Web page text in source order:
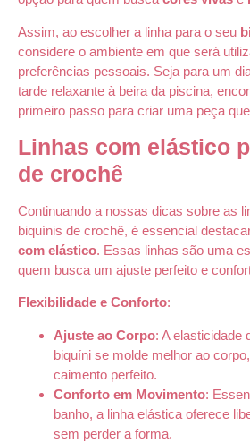
Assim, ao escolher a linha para o seu
considere o ambiente em que será
preferências pessoais. Seja para um
tarde relaxante à beira da piscina,
primeiro passo para criar uma peça
Linhas com elástico
de crochê
Continuando a nossas dicas sobre as
biquínis de crochê, é essencial
com elástico. Essas linhas são uma
quem busca um ajuste perfeito e
Flexibilidade e Conforto:
Ajuste ao Corpo: A elasticidade
biquíni se molde melhor ao
caimento perfeito.
Conforto em Movimento:
banho, a linha elástica oferece
sem perder a forma.